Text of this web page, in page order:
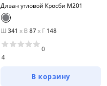
Диван угловой Кросби М201
Ш 341 x В 87x Г 148
4
0
В корзину